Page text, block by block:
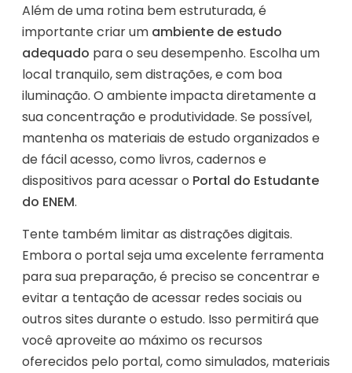
Além de uma rotina bem estruturada, é
importante criar um ambiente de estudo
adequado para o seu desempenho. Escolha um
local tranquilo, sem distrações, e com boa
iluminação. O ambiente impacta diretamente a
sua concentração e produtividade. Se possível,
mantenha os materiais de estudo organizados e
de fácil acesso, como livros, cadernos e
dispositivos para acessar o Portal do Estudante
do ENEM.
Tente também limitar as distrações digitais.
Embora o portal seja uma excelente ferramenta
para sua preparação, é preciso se concentrar e
evitar a tentação de acessar redes sociais ou
outros sites durante o estudo. Isso permitirá que
você aproveite ao máximo os recursos
oferecidos pelo portal, como simulados, materiais